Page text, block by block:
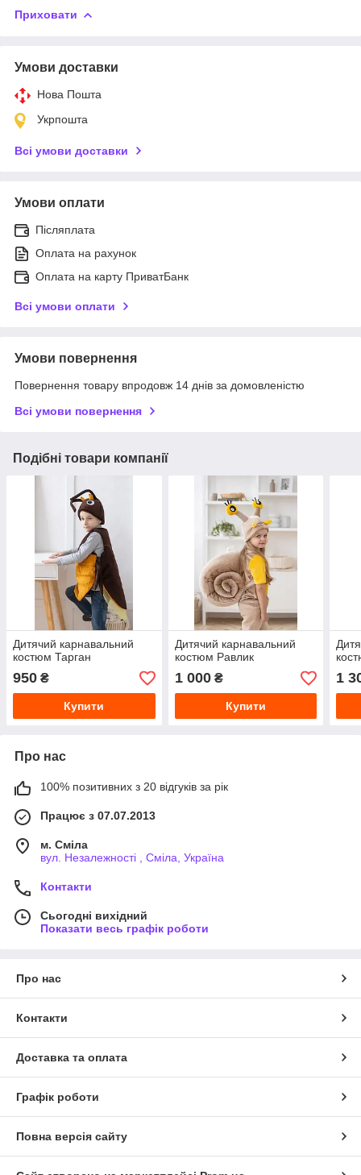
Приховати
Умови доставки
Нова Пошта
Укрпошта
Всі умови доставки
Умови оплати
Післяплата
Оплата на рахунок
Оплата на карту ПриватБанк
Всі умови оплати
Умови повернення
Повернення товару впродовж 14 днів за домовленістю
Всі умови повернення
Подібні товари компанії
Дитячий карнавальний
костюм Тарган
950 ₴
Купити
Дитячий карнавальний
костюм Равлик
1 000₴
Купити
1
Про нас
100% позитивних з 20 відгуків за рік
Працює з 07.07.2013
м. Сміла
вул. Незалежності , Сміла, Україна
Контакти
Сьогодні вихідний
Показати весь графік роботи
Про нас
Контакти
Доставка та оплата
Графік роботи
Повна версія сайту